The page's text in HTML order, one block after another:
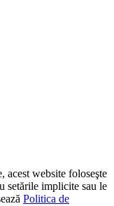
acest website foloseşte
setările implicite sau le
Politica de